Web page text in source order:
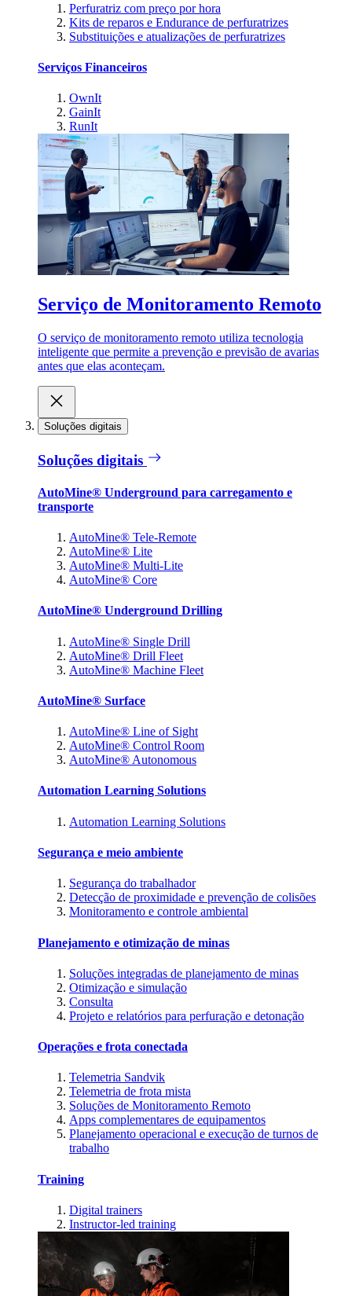
Perfuratriz com preço por hora
Kits de reparos e Endurance de perfuratrizes
Substituições e atualizações de perfuratrizes
Serviços Financeiros
OwnIt
GainIt
RunIt
Serviço de Monitoramento Remoto
O serviço de monitoramento remoto utiliza tecnologia
inteligente que permite a prevenção e previsão de avarias
antes que elas aconteçam.
Soluções digitais
Soluções digitais
AutoMine® Underground para carregamento e
transporte
AutoMine® Tele-Remote
AutoMine® Lite
AutoMine® Multi-Lite
AutoMine® Core
AutoMine® Underground Drilling
AutoMine® Single Drill
AutoMine® Drill Fleet
AutoMine® Machine Fleet
AutoMine® Surface
AutoMine® Line of Sight
AutoMine® Control Room
AutoMine® Autonomous
Automation Learning Solutions
Automation Learning Solutions
Segurança e meio ambiente
Segurança do trabalhador
Detecção de proximidade e prevenção de colisões
Monitoramento e controle ambiental
Planejamento e otimização de minas
Soluções integradas de planejamento de minas
Otimização e simulação
Consulta
Projeto e relatórios para perfuração e detonação
Operações e frota conectada
Telemetria Sandvik
Telemetria de frota mista
Soluções de Monitoramento Remoto
Apps complementares de equipamentos
Planejamento operacional e execução de turnos de
trabalho
Training
Digital trainers
Instructor-led training